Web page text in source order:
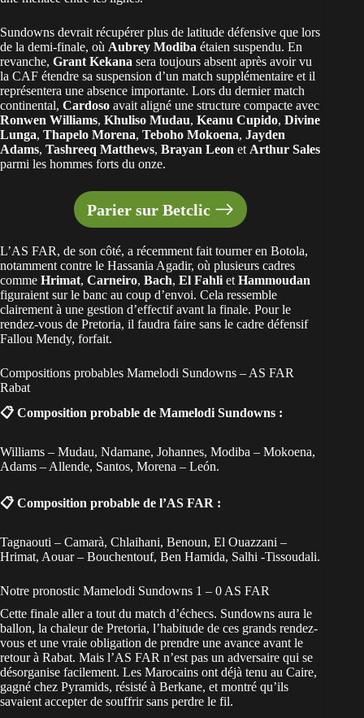
Sundowns devrait récupérer plus de latitude défensive que lors
de la demi-finale, où Aubrey Modiba étaien suspendu. En
revanche, Grant Kekana sera toujours absent après avoir vu
la CAF étendre sa suspension d’un match supplémentaire et il
représentera une absence importante. Lors du dernier match
continental, Cardoso avait aligné une structure compacte avec
Ronwen Williams, Khuliso Mudau, Keanu Cupido, Divine
Lunga, Thapelo Morena, Teboho Mokoena, Jayden
Adams, Tashreeq Matthews, Brayan Leon et Arthur Sales
parmi les hommes forts du onze.
Parier sur Betclic
L’AS FAR, de son côté, a récemment fait tourner en Botola,
notamment contre le Hassania Agadir, où plusieurs cadres
comme Hrimat, Carneiro, Bach, El Fahli et Hammoudan
figuraient sur le banc au coup d’envoi. Cela ressemble
clairement à une gestion d’effectif avant la finale. Pour le
rendez-vous de Pretoria, il faudra faire sans le cadre défensif
Fallou Mendy, forfait.
Compositions probables Mamelodi Sundowns – AS FAR
Rabat
📋 Composition probable de Mamelodi Sundowns :
Williams – Mudau, Ndamane, Johannes, Modiba – Mokoena,
Adams – Allende, Santos, Morena – León.
📋 Composition probable de l’AS FAR :
Tagnaouti – Camarà, Chlaihani, Benoun, El Ouazzani –
Hrimat, Aouar – Bouchentouf, Ben Hamida, Salhi -Tissoudali.
Notre pronostic Mamelodi Sundowns 1 – 0 AS FAR
Cette finale aller a tout du match d’échecs. Sundowns aura le
ballon, la chaleur de Pretoria, l’habitude de ces grands rendez-
vous et une vraie obligation de prendre une avance avant le
retour à Rabat. Mais l’AS FAR n’est pas un adversaire qui se
désorganise facilement. Les Marocains ont déjà tenu au Caire,
gagné chez Pyramids, résisté à Berkane, et montré qu’ils
savaient accepter de souffrir sans perdre le fil.